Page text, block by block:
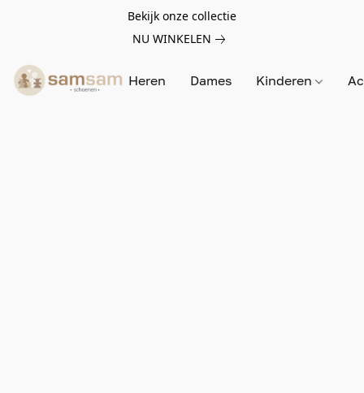
Bekijk onze collectie
NU WINKELEN
Heren Dames Kinderen